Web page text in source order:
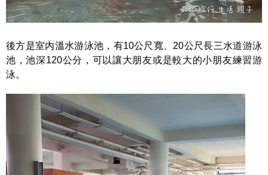
後方是室內溫水游泳池，有10公尺寬、20公尺長三水道游泳
池，池深120公分，可以讓大朋友或是較大的小朋友練習游
泳。